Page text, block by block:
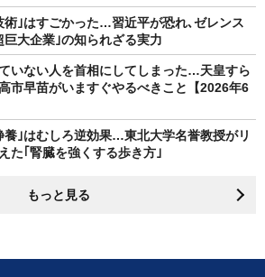
術｣はすごかった…習近平が恐れ､ゼレンス
巨大企業｣の知られざる実力
いない人を首相にしてしまった…天皇すら
市早苗がいますぐやるべきこと【2026年6
養｣はむしろ逆効果…東北大学名誉教授がリ
た｢腎臓を強くする歩き方｣
もっと見る